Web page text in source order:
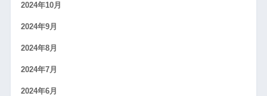
2024年10月
2024年9月
2024年8月
2024年7月
2024年6月